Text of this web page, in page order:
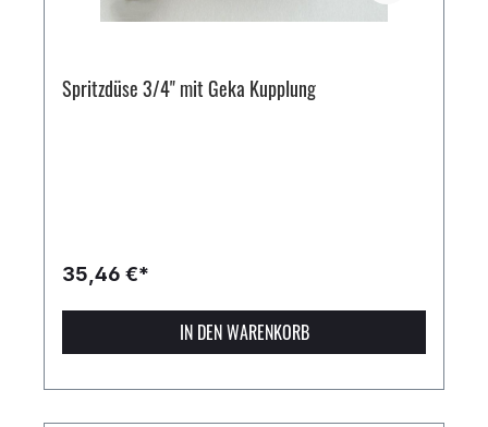
Spritzdüse 3/4" mit Geka Kupplung
35,46 €*
IN DEN WARENKORB